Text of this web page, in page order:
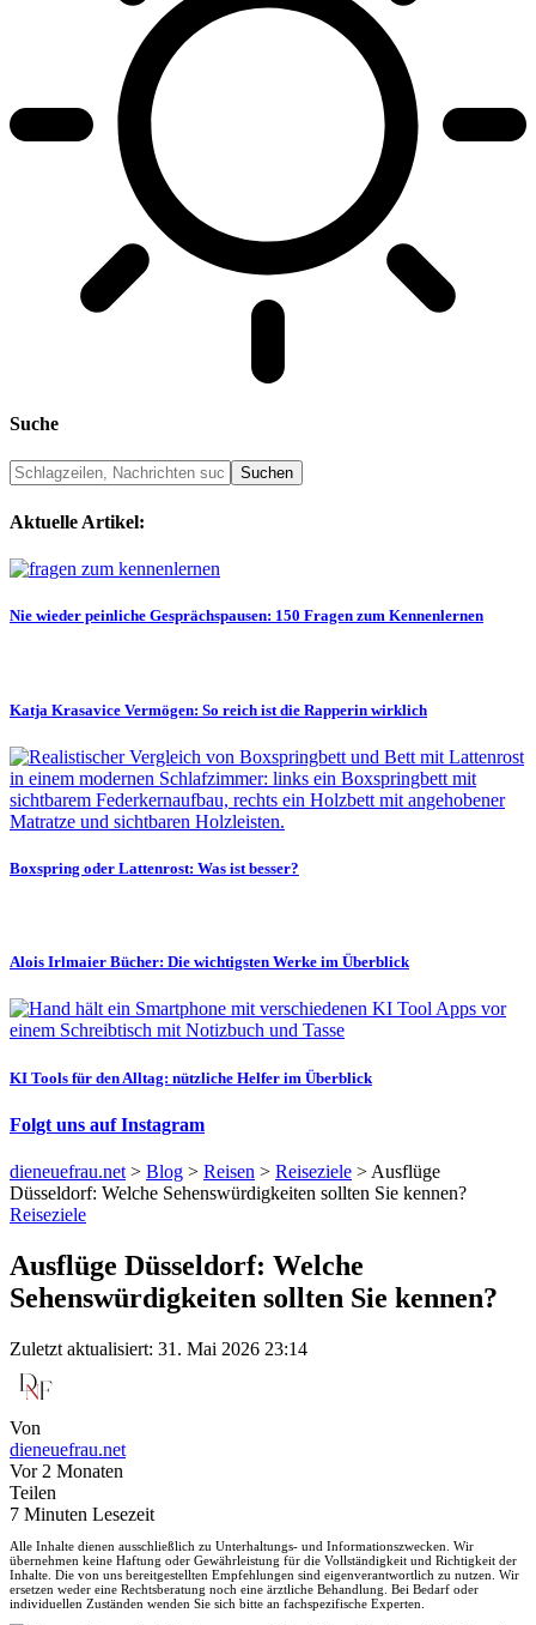
Suche
Aktuelle Artikel:
Nie wieder peinliche Gesprächspausen: 150 Fragen zum Kennenlernen
Katja Krasavice Vermögen: So reich ist die Rapperin wirklich
Boxspring oder Lattenrost: Was ist besser?
Alois Irlmaier Bücher: Die wichtigsten Werke im Überblick
KI Tools für den Alltag: nützliche Helfer im Überblick
Folgt uns auf Instagram
dieneuefrau.net > Blog > Reisen > Reiseziele > Ausflüge
Düsseldorf: Welche Sehenswürdigkeiten sollten Sie kennen?
Reiseziele
Ausflüge Düsseldorf: Welche
Sehenswürdigkeiten sollten Sie kennen?
Zuletzt aktualisiert: 31. Mai 2026 23:14
Von
dieneuefrau.net
Vor 2 Monaten
Teilen
7 Minuten Lesezeit
Alle Inhalte dienen ausschließlich zu Unterhaltungs- und Informationszwecken. Wir
übernehmen keine Haftung oder Gewährleistung für die Vollständigkeit und Richtigkeit der
Inhalte. Die von uns bereitgestellten Empfehlungen sind eigenverantwortlich zu nutzen. Wir
ersetzen weder eine Rechtsberatung noch eine ärztliche Behandlung. Bei Bedarf oder
individuellen Zuständen wenden Sie sich bitte an fachspezifische Experten.